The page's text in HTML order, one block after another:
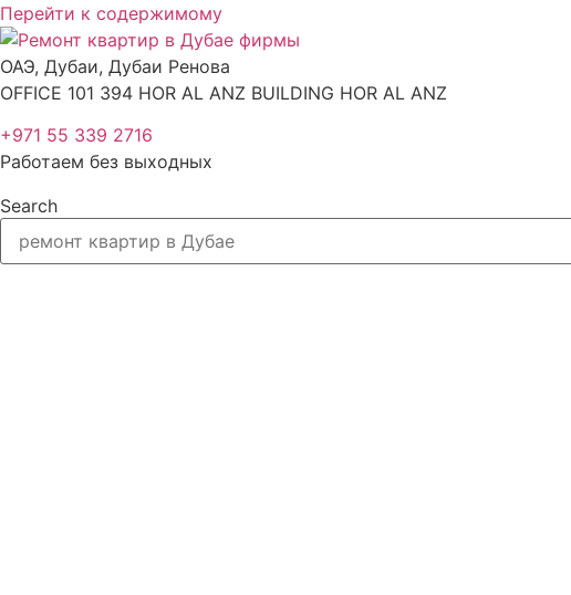
Перейти к содержимому
ОАЭ, Дубаи, Дубаи Ренова
OFFICE 101 394 HOR AL ANZ BUILDING HOR AL ANZ
+971 55 339 2716
Работаем без выходных
Search